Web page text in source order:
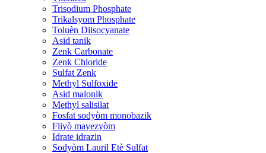
Trisodium Phosphate
Trikalsyom Phosphate
Toluèn Diisocyanate
Asid tanik
Zenk Carbonate
Zenk Chloride
Sulfat Zenk
Methyl Sulfoxide
Asid malonik
Methyl salisilat
Fosfat sodyòm monobazik
Fliyò mayezyòm
Idrate idrazin
Sodyòm Lauril Etè Sulfat